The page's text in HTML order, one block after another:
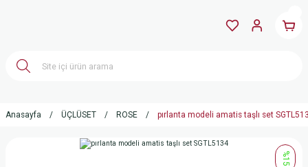
Anasayfa ÜÇLÜSET ROSE pırlanta modeli amatis taşlı set
%15